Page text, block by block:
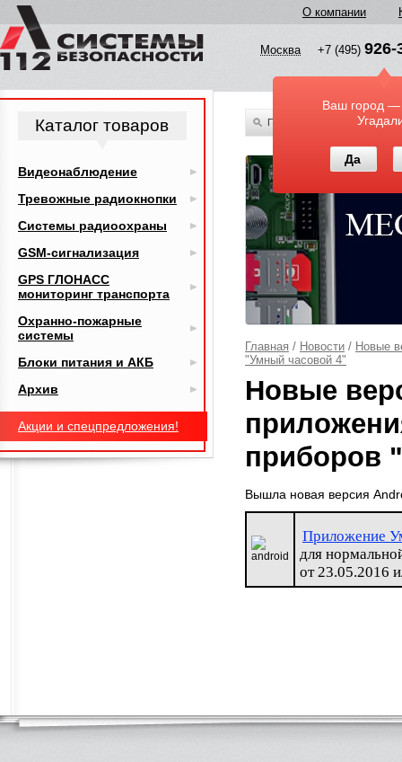
О компании
Москва +7 (495) 926-
Ваш город —
Да
По всему каталогу
Главная / Новости / Новые
"Умный часовой 4"
Новые
приборов
Вышла новая версия
Приложение
для
от 23.05.2016
Каталог товаров
Видеонаблюдение
Тревожные радиокнопки
Системы радиоохраны
GSM-сигнализация
GPS ГЛОНАСС
мониторинг транспорта
Охранно-пожарные
системы
Блоки питания и АКБ
Архив
Акции и спецпредложения!